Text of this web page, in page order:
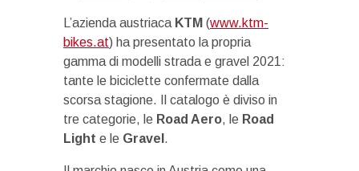
L’azienda austriaca KTM (www.ktm-
bikes.at) ha presentato la propria
gamma di modelli strada e gravel 2021:
tante le biciclette confermate dalla
scorsa stagione. Il catalogo è diviso in
tre categorie, le Road Aero, le Road
Light e le Gravel .